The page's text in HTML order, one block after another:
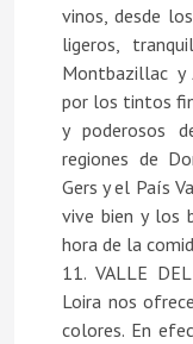
vinos, desde
ligeros,
Montbazillac y
por los tintos
y poderosos
regiones de
Gers y el País
vive bien y los
hora de la
11. VALLE
Loira nos
colores. En